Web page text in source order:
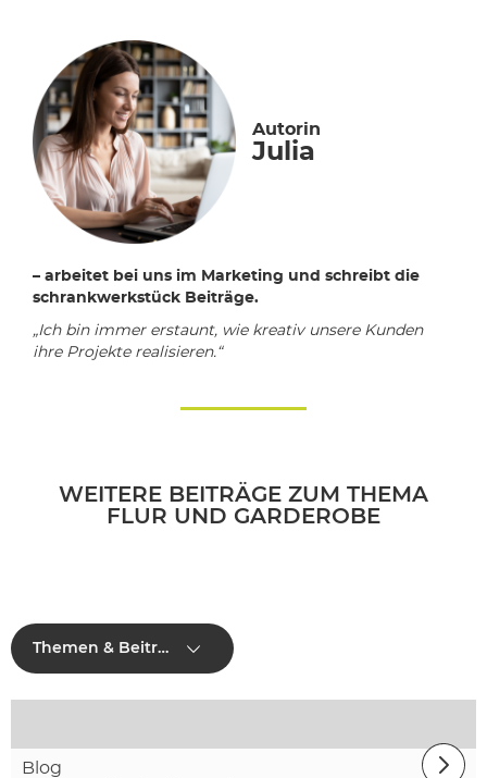
Autorin
Julia
– arbeitet bei uns im Marketing und schreibt die
schrankwerkstück Beiträge.
„Ich bin immer erstaunt, wie kreativ unsere Kunden
ihre Projekte realisieren.“
WEITERE BEITRÄGE ZUM THEMA
FLUR UND GARDEROBE
Themen & Beiträge
Blog